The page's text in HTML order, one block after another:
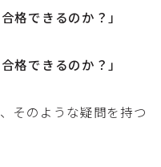
格できるのか？」
格できるのか？」
そのような疑問を持つ